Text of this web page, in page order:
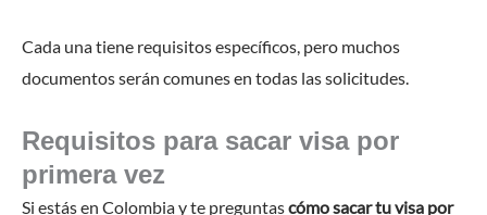
Cada una tiene requisitos específicos, pero muchos
documentos serán comunes en todas las solicitudes.
Requisitos para sacar visa por
primera vez
Si estás en Colombia y te preguntascómo sacar tu visa por